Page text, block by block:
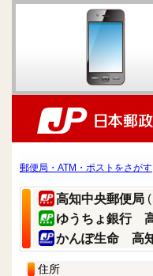
郵便局・ATM・ポストをさがす
高知中央郵便局
ゆうちょ銀行
かんぽ生命 高
住所